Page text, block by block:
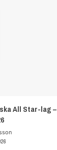
All Star-lag –